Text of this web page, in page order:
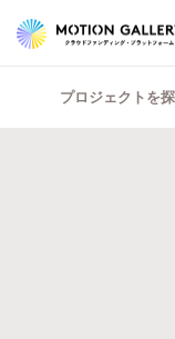
プロジェクトを